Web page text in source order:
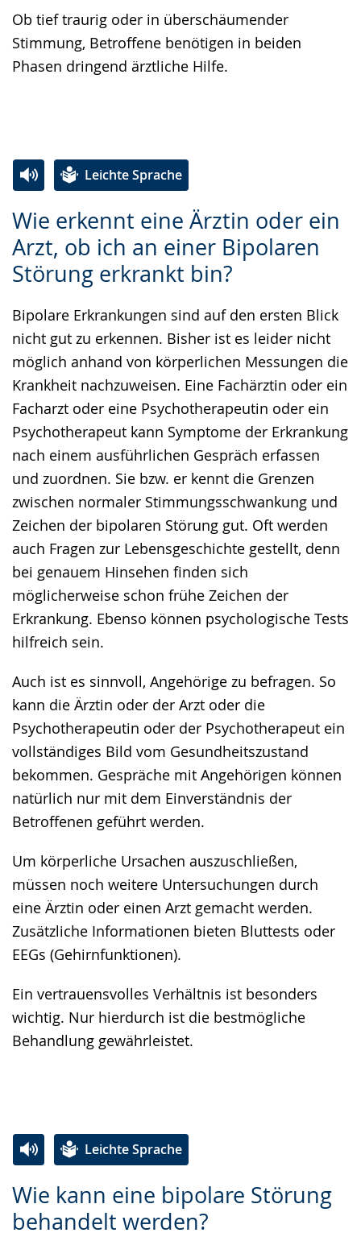
Ob tief traurig oder in überschäumender
Stimmung, Betroffene benötigen in beiden
Phasen dringend ärztliche Hilfe.
Wie erkennt eine Ärztin oder ein
Arzt, ob ich an einer Bipolaren
Störung erkrankt bin?
Bipolare Erkrankungen sind auf den ersten Blick
nicht gut zu erkennen. Bisher ist es leider nicht
möglich anhand von körperlichen Messungen die
Krankheit nachzuweisen. Eine Fachärztin oder ein
Facharzt oder eine Psychotherapeutin oder ein
Psychotherapeut kann Symptome der Erkrankung
nach einem ausführlichen Gespräch erfassen
und zuordnen. Sie bzw. er kennt die Grenzen
zwischen normaler Stimmungsschwankung und
Zeichen der bipolaren Störung gut. Oft werden
auch Fragen zur Lebensgeschichte gestellt, denn
bei genauem Hinsehen finden sich
möglicherweise schon frühe Zeichen der
Erkrankung. Ebenso können psychologische Tests
hilfreich sein.
Auch ist es sinnvoll, Angehörige zu befragen. So
kann die Ärztin oder der Arzt oder die
Psychotherapeutin oder der Psychotherapeut ein
vollständiges Bild vom Gesundheitszustand
bekommen. Gespräche mit Angehörigen können
natürlich nur mit dem Einverständnis der
Betroffenen geführt werden.
Um körperliche Ursachen auszuschließen,
müssen noch weitere Untersuchungen durch
eine Ärztin oder einen Arzt gemacht werden.
Zusätzliche Informationen bieten Bluttests oder
EEGs (Gehirnfunktionen).
Ein vertrauensvolles Verhältnis ist besonders
wichtig. Nur hierdurch ist die bestmögliche
Behandlung gewährleistet.
Leichte Sprache
Leichten
Sprache
wechseln.
Audio-
Unterstützung.
Video
in
Deutscher
wird
angezeigt.
Wie kann eine bipolare Störung
behandelt werden?
Leichte Sprache
Leichten
Sprache
Audio-
Unterstützung.
Video
in